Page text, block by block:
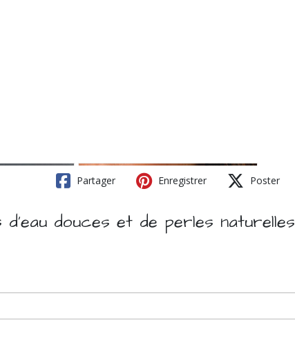
Partager Enregistrer Poster
douces et de perles naturelles